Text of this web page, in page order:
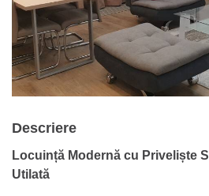
Descriere
Locuință Modernă cu Priveliște
Utilată